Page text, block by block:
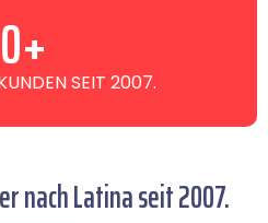
SEIT 2007.
0+
nach Latina seit 2007.